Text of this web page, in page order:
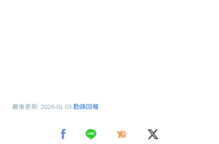
最後更新: 2026-01-03 勘誤回報